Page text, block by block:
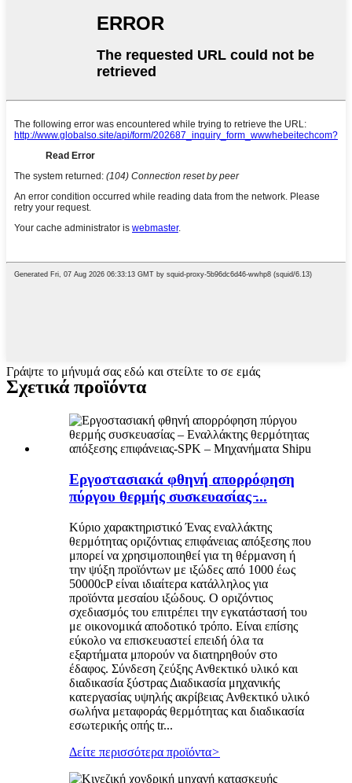
Γράψτε το μήνυμά σας εδώ και στείλτε το σε εμάς
Σχετικά προϊόντα
Εργοστασιακά φθηνή απορρόφηση
πύργου θερμής συσκευασίας ̵...
Κύριο χαρακτηριστικό Ένας εναλλάκτης
θερμότητας οριζόντιας επιφάνειας απόξεσης που
μπορεί να χρησιμοποιηθεί για τη θέρμανση ή
την ψύξη προϊόντων με ιξώδες από 1000 έως
50000cP είναι ιδιαίτερα κατάλληλος για
προϊόντα μεσαίου ιξώδους. Ο οριζόντιος
σχεδιασμός του επιτρέπει την εγκατάστασή του
με οικονομικά αποδοτικό τρόπο. Είναι επίσης
εύκολο να επισκευαστεί επειδή όλα τα
εξαρτήματα μπορούν να διατηρηθούν στο
έδαφος. Σύνδεση ζεύξης Ανθεκτικό υλικό και
διαδικασία ξύστρας Διαδικασία μηχανικής
κατεργασίας υψηλής ακρίβειας Ανθεκτικό υλικό
σωλήνα μεταφοράς θερμότητας και διαδικασία
εσωτερικής οπής tr...
Δείτε περισσότερα προϊόντα>